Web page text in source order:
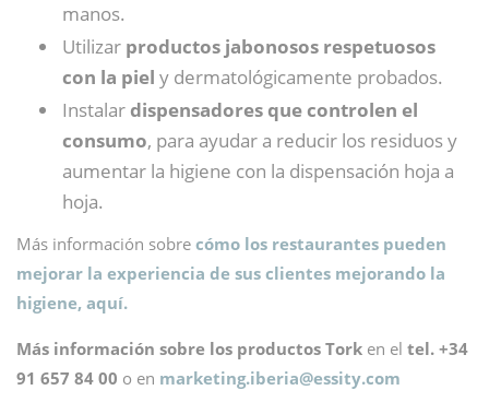
manos.
Utilizar productos jabonosos respetuosos
con la piel y dermatológicamente probados.
Instalar dispensadores que controlen el
consumo, para ayudar a reducir los residuos y
aumentar la higiene con la dispensación hoja a
hoja.
Más información sobre cómo los restaurantes pueden
mejorar la experiencia de sus clientes mejorando la
higiene, aquí.
Más información sobre los productos Tork en el tel. +34
91 657 84 00 o en marketing.iberia@essity.com